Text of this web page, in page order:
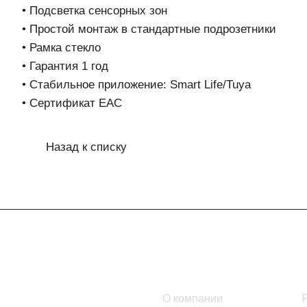
• Подсветка сенсорных зон
• Простой монтаж в стандартные подрозетники
• Рамка стекло
• Гарантия 1 год
• Стабильное приложение: Smart Life/Tuya
• Сертификат EAC
Назад к списку
О компании